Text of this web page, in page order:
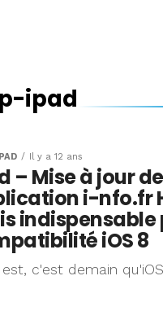
ipad
Il y a 12 ans
– Mise à jour
i-nfo.fr
indispensable
iOS 8
est, c'est demain